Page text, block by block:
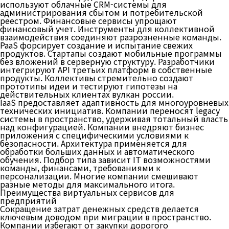
используют облачные CRM-системы для
администрирования сбытом и потребительской
реестром. Финансовые сервисы упрощают
финансовый учет. Инструменты для коллективной
взаимодействия соединяют разрозненные команды.
PaaS форсирует создание и испытание свежих
продуктов. Стартапы создают мобильные программы
без вложений в серверную структуру. Разработчики
интегрируют API третьих платформ в собственные
продукты. Коллективы стремительно создают
прототипы идеи и тестируют гипотезы на
действительных клиентах вулкан россии.
IaaS предоставляет адаптивность для многоуровневых
технических инициатив. Компании переносят legacy
системы в пространство, удерживая тотальный власть
над конфигурацией. Компании внедряют бизнес
приложения с специфическими условиями к
безопасности. Архитектура применяется для
обработки больших данных и автоматического
обучения. Подбор типа зависит IT возможностями
команды, финансами, требованиями к
персонализации. Многие компании смешивают
разные методы для максимального итога.
Преимущества виртуальных сервисов для
предприятий
Сокращение затрат денежных средств делается
ключевым доводом при миграции в пространство.
Компании избегают от закупки дорогого